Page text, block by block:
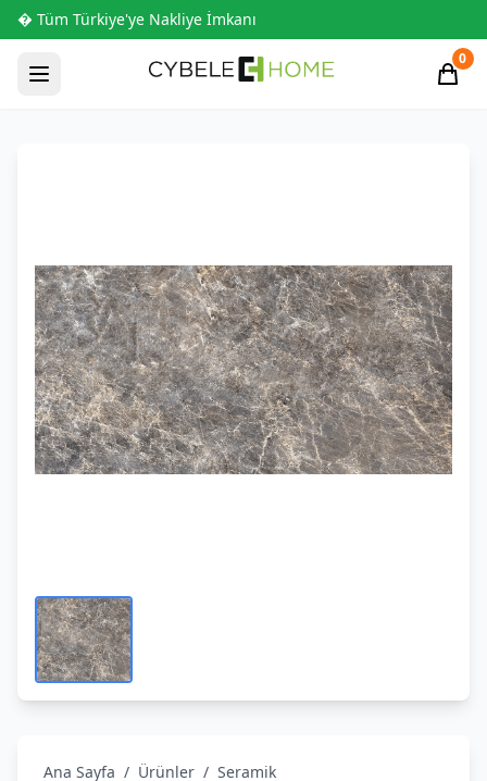
� Tüm Türkiye'ye Nakliye İmkanı
0
Ana Sayfa / Ürünler / Seramik